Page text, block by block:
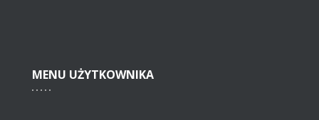
MENU UŻYTKOWNIKA